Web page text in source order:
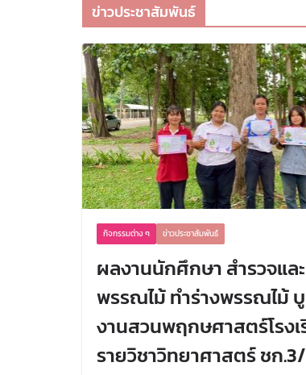
ข่าวประชาสัมพันธ์
กิจกรรมต่าง ๆ ข่าวประชาสัมพันธ์
ผลงานนักศึกษา สำรวจแล
พรรณไม้ ทำร่างพรรณไม้
งานสวนพฤกษศาสตร์โรงเ
รายวิชาวิทยาศาสตร์ ชก